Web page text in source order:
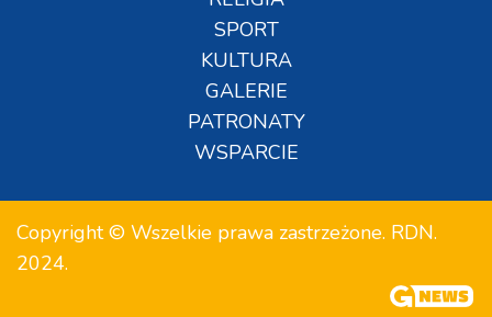
SPORT
KULTURA
GALERIE
PATRONATY
WSPARCIE
Copyright © Wszelkie prawa zastrzeżone. RDN.
2024.